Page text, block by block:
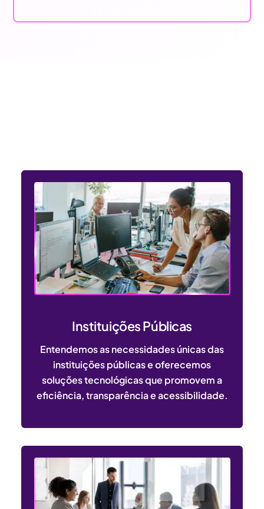
Instituições Públicas
Entendemos as necessidades únicas das
instituições públicas e oferecemos
soluções tecnológicas que promovem a
eficiência, transparência e acessibilidade.